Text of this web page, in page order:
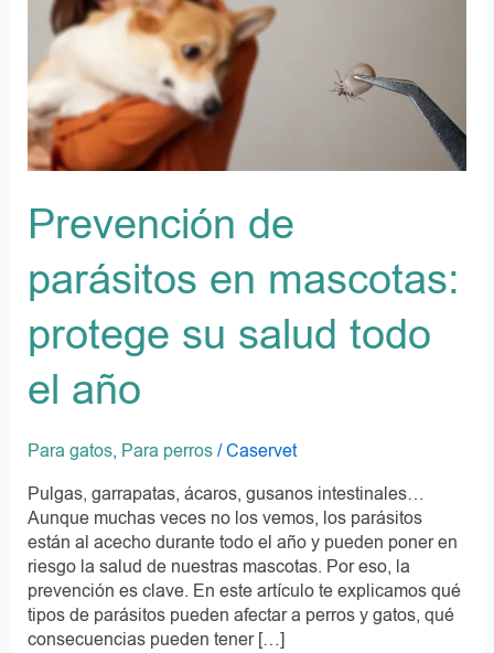
Prevención de
parásitos en mascotas:
protege su salud todo
el año
Para gatos, Para perros/Caservet
Pulgas, garrapatas, ácaros, gusanos intestinales…
Aunque muchas veces no los vemos, los parásitos
están al acecho durante todo el año y pueden poner en
riesgo la salud de nuestras mascotas. Por eso, la
prevención es clave. En este artículo te explicamos qué
tipos de parásitos pueden afectar a perros y gatos, qué
consecuencias pueden tener […]
protege
salud
todo
el
año